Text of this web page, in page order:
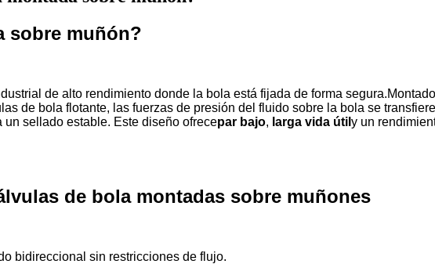
sobre muñón?
de alto rendimiento donde la bola está fijada de forma segura.
de bola flotante, las fuerzas de presión del fluido sobre la bola se
sellado estable. Este diseño ofrecepar bajo, larga vida útil y un
de bola montadas sobre muñones
bidireccional sin restricciones de flujo.